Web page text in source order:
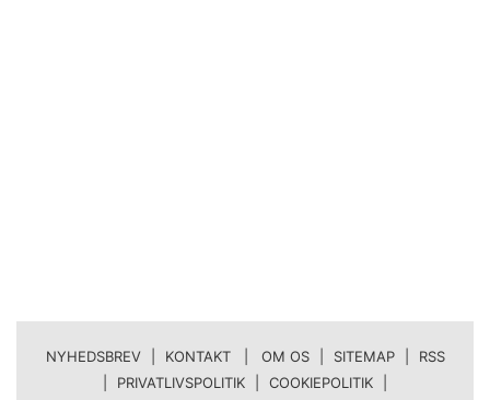
NYHEDSBREV KONTAKT | OM OS SITEMAP
RSS
PRIVATLIVSPOLITIK COOKIEPOLITIK